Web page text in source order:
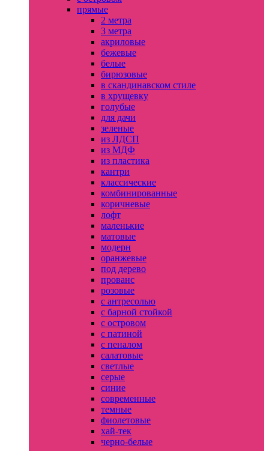
прямые
2 метра
3 метра
акриловые
бежевые
белые
бирюзовые
в скандинавском стиле
в хрущевку
голубые
для дачи
зеленые
из ЛДСП
из МДФ
из пластика
кантри
классические
комбинированные
коричневые
лофт
маленькие
матовые
модерн
оранжевые
под дерево
прованс
розовые
с антресолью
с барной стойкой
с островом
с патиной
с пеналом
салатовые
светлые
серые
синие
современные
темные
фиолетовые
хай-тек
черно-белые